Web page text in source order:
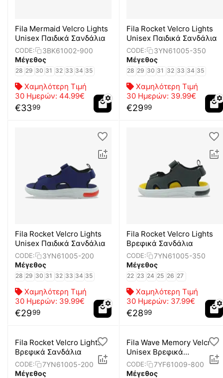
Fila Mermaid Velcro Lights
Unisex Παιδικά Σανδάλια
CODE:
3BK61002-900
Μέγεθος
28 29 30 31 32 33 34 35
Χαμηλότερη Τιμή
30 Ημερών: 44.99€
€3399
Fila Rocket Velcro Lights
Unisex Παιδικά Σανδάλια
CODE:
3YN61005-350
Μέγεθος
28 29 30 31 32 33 34 35
Χαμηλότερη Τιμή
30 Ημερών: 39.99€
€2999
Fila Rocket Velcro Lights
Unisex Παιδικά Σανδάλια
CODE:
3YN61005-200
Μέγεθος
28 29 30 31 32 33 34 35
Χαμηλότερη Τιμή
30 Ημερών: 39.99€
€2999
Fila Rocket Velcro Lights
Βρεφικά Σανδάλια
CODE:
7YN61005-350
Μέγεθος
22 23 24 25 26 27
Χαμηλότερη Τιμή
30 Ημερών: 37.99€
€2899
Fila Rocket Velcro Lights
Βρεφικά Σανδάλια
CODE:
7YN61005-200
Μέγεθος
Fila Wave Memory Velcro
Unisex Βρεφικά
Παπούτσια
CODE:
7YF61009-800
Μέγεθος